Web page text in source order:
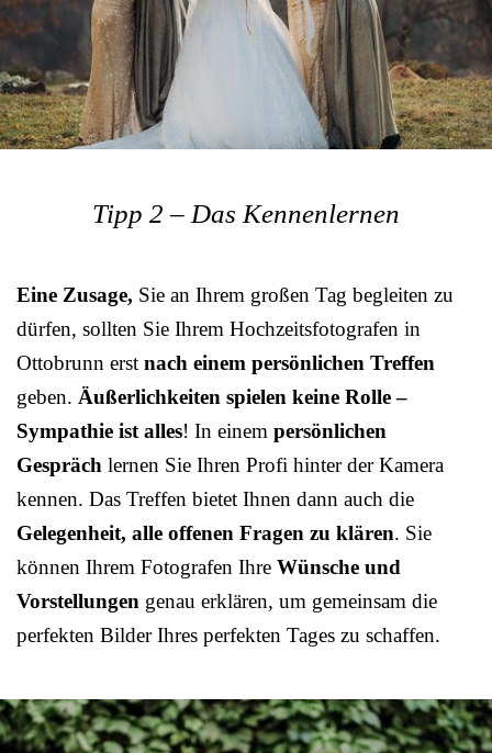
Tipp 2 – Das Kennenlernen
Eine Zusage, Sie an Ihrem großen Tag begleiten zu
dürfen, sollten Sie Ihrem Hochzeitsfotografen in
Ottobrunn erst nach einem persönlichen Treffen
geben. Äußerlichkeiten spielen keine Rolle –
Sympathie ist alles! In einem persönlichen
Gespräch lernen Sie Ihren Profi hinter der Kamera
kennen. Das Treffen bietet Ihnen dann auch die
Gelegenheit, alle offenen Fragen zu klären. Sie
können Ihrem Fotografen Ihre Wünsche und
Vorstellungen genau erklären, um gemeinsam die
perfekten Bilder Ihres perfekten Tages zu schaffen.